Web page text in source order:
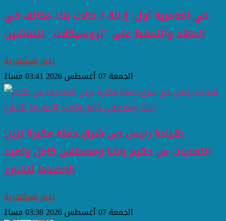
حي العامرية أول: إزالة 3 حالات بناء مخالف في
المهد والتحفظ على "تروسيكلات" للنباشين
اخبار اسكندرية
الجمعة 07 أغسطس 2026 03:41 مساءً
بقيادة رئيس حى شرق حملة مكبرة تزيل
التعديات من حكيم باشا ومصطفى كامل وتعيد
الانضباط للشارع
اخبار اسكندرية
الجمعة 07 أغسطس 2026 03:38 مساءً